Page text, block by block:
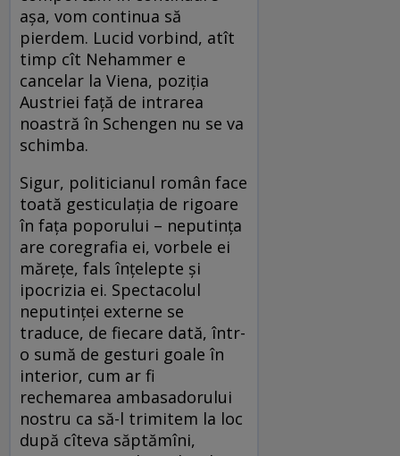
așa, vom continua să
pierdem. Lucid vorbind, atît
timp cît Nehammer e
cancelar la Viena, poziția
Austriei față de intrarea
noastră în Schengen nu se va
schimba.
Sigur, politicianul român face
toată gesticulația de rigoare
în fața poporului – neputința
are coregrafia ei, vorbele ei
mărețe, fals înțelepte și
ipocrizia ei. Spectacolul
neputinței externe se
traduce, de fiecare dată, într-
o sumă de gesturi goale în
interior, cum ar fi
rechemarea ambasadorului
nostru ca să-l trimitem la loc
după cîteva săptămîni,